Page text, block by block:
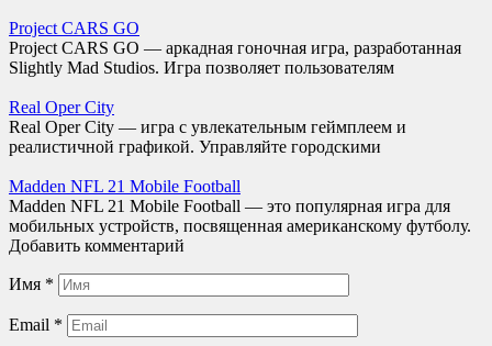
Project CARS GO
Project CARS GO — аркадная гоночная игра, разработанная
Slightly Mad Studios. Игра позволяет пользователям
Real Oper City
Real Oper City — игра с увлекательным геймплеем и
реалистичной графикой. Управляйте городскими
Madden NFL 21 Mobile Football
Madden NFL 21 Mobile Football — это популярная игра для
мобильных устройств, посвященная американскому футболу.
Добавить комментарий
Имя *
Email *